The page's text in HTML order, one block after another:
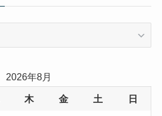
2026年8月
木 金 土 日